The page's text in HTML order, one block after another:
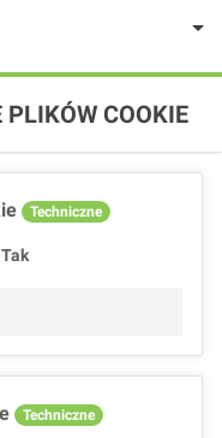
PLIKÓW COOKIE
Techniczne
Tak
Techniczne